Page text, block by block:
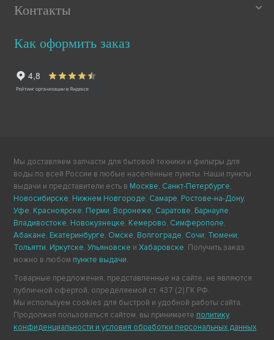
Контакты
Как оформить заказ
Мы доставляем запчасти для бытовой техники и фильтры для
воды по всей России в любые населённые пункты. Наши пункты
выдачи и представители есть в Москве, Санкт-Петербурге,
Новосибирске, Нижнем Новгороде, Самаре, Ростове-на-Дону,
Уфе, Красноярске, Перми, Воронеже, Саратове, Барнауле,
Владивостоке, Новокузнецке, Кемерово, Симферополе,
Абакане, Екатеринбурге, Омске, Волгограде, Сочи, Тюмени,
Тольятти, Иркутске,Ульяновске иХабаровске. Получить заказ
можно в любом пункте выдачи.
Товарные предложения, представленные на сайте, не являются
публичной офертой, определяемой ст. 437 (2) ГК РФ.
Мы используем cookies для быстрой и удобной работы сайта.
Продолжая пользоваться сайтом, вы принимаете политику
конфиденциальности и условия обработки персональных данных.